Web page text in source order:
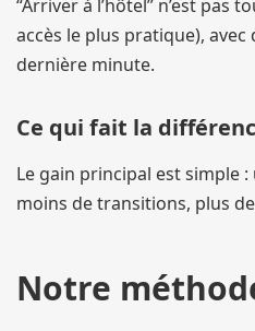
“Arriver à l’hôtel” n’est pas
accès le plus pratique),
dernière minute.
Ce qui fait la
Le gain principal est simple
moins de transitions, plus
Notre